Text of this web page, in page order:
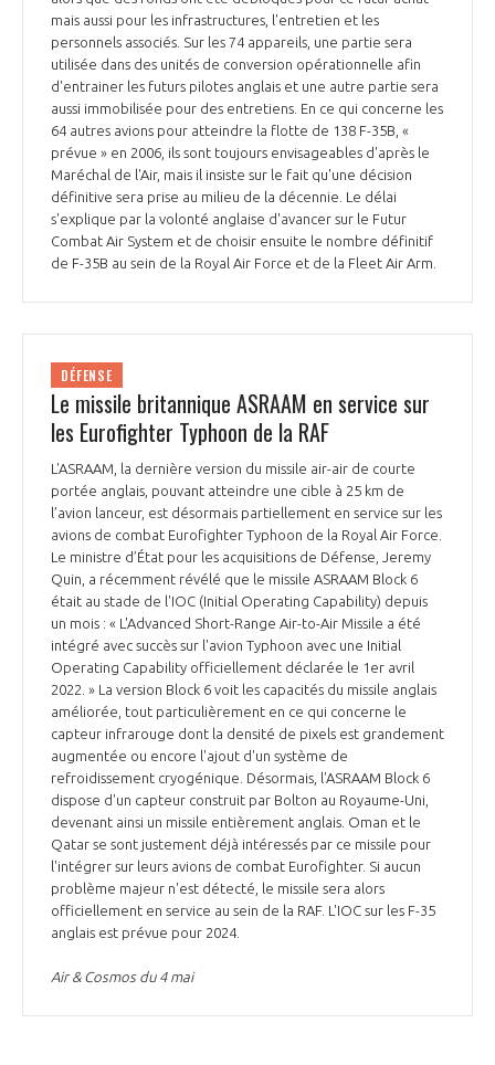
mais aussi pour les infrastructures, l'entretien et les
personnels associés. Sur les 74 appareils, une partie sera
utilisée dans des unités de conversion opérationnelle afin
d'entrainer les futurs pilotes anglais et une autre partie sera
aussi immobilisée pour des entretiens. En ce qui concerne les
64 autres avions pour atteindre la flotte de 138 F-35B, «
prévue » en 2006, ils sont toujours envisageables d'après le
Maréchal de l'Air, mais il insiste sur le fait qu'une décision
définitive sera prise au milieu de la décennie. Le délai
s'explique par la volonté anglaise d'avancer sur le Futur
Combat Air System et de choisir ensuite le nombre définitif
de F-35B au sein de la Royal Air Force et de la Fleet Air Arm.
DÉFENSE
Le missile britannique ASRAAM en service sur
les Eurofighter Typhoon de la RAF
L'ASRAAM, la dernière version du missile air-air de courte
portée anglais, pouvant atteindre une cible à 25 km de
l’avion lanceur, est désormais partiellement en service sur les
avions de combat Eurofighter Typhoon de la Royal Air Force.
Le ministre d’État pour les acquisitions de Défense, Jeremy
Quin, a récemment révélé que le missile ASRAAM Block 6
était au stade de l'IOC (Initial Operating Capability) depuis
un mois : « L'Advanced Short-Range Air-to-Air Missile a été
intégré avec succès sur l'avion Typhoon avec une Initial
Operating Capability officiellement déclarée le 1er avril
2022. » La version Block 6 voit les capacités du missile anglais
améliorée, tout particulièrement en ce qui concerne le
capteur infrarouge dont la densité de pixels est grandement
augmentée ou encore l'ajout d'un système de
refroidissement cryogénique. Désormais, l'ASRAAM Block 6
dispose d'un capteur construit par Bolton au Royaume-Uni,
devenant ainsi un missile entièrement anglais. Oman et le
Qatar se sont justement déjà intéressés par ce missile pour
l'intégrer sur leurs avions de combat Eurofighter. Si aucun
problème majeur n'est détecté, le missile sera alors
officiellement en service au sein de la RAF. L'IOC sur les F-35
anglais est prévue pour 2024.
Air & Cosmos du 4 mai